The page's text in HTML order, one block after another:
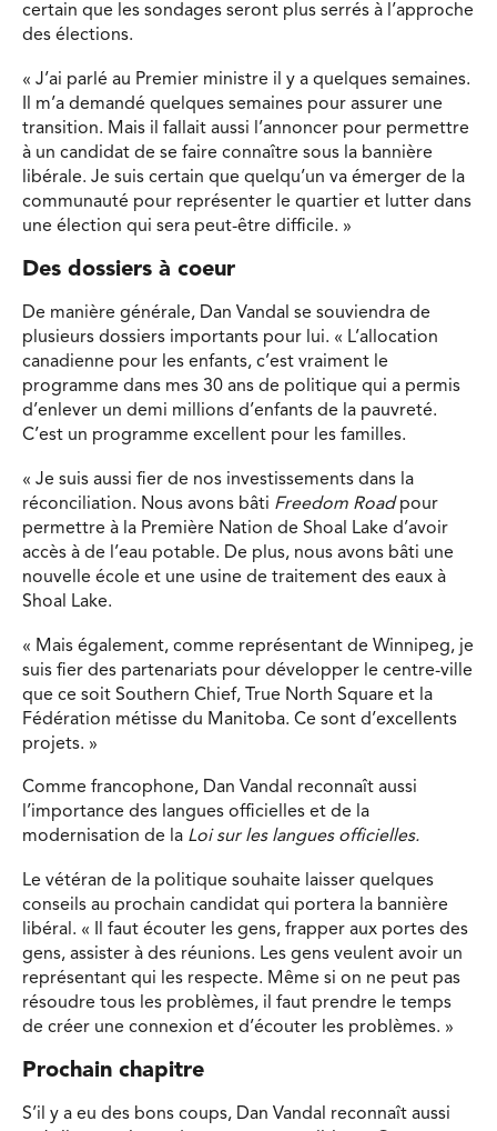
certain que les sondages seront plus serrés à l’approche
des élections.
« J’ai parlé au Premier ministre il y a quelques semaines.
Il m’a demandé quelques semaines pour assurer une
transition. Mais il fallait aussi l’annoncer pour permettre
à un candidat de se faire connaître sous la bannière
libérale. Je suis certain que quelqu’un va émerger de la
communauté pour représenter le quartier et lutter dans
une élection qui sera peut-être difficile. »
Des dossiers à coeur
De manière générale, Dan Vandal se souviendra de
plusieurs dossiers importants pour lui. « L’allocation
canadienne pour les enfants, c’est vraiment le
programme dans mes 30 ans de politique qui a permis
d’enlever un demi millions d’enfants de la pauvreté.
C’est un programme excellent pour les familles.
« Je suis aussi fier de nos investissements dans la
réconciliation. Nous avons bâti Freedom Road pour
permettre à la Première Nation de Shoal Lake d’avoir
accès à de l’eau potable. De plus, nous avons bâti une
nouvelle école et une usine de traitement des eaux à
Shoal Lake.
« Mais également, comme représentant de Winnipeg, je
suis fier des partenariats pour développer le centre-ville
que ce soit Southern Chief, True North Square et la
Fédération métisse du Manitoba. Ce sont d’excellents
projets. »
Comme francophone, Dan Vandal reconnaît aussi
l’importance des langues officielles et de la
modernisation de la Loi sur les langues officielles.
Le vétéran de la politique souhaite laisser quelques
conseils au prochain candidat qui portera la bannière
libéral. « Il faut écouter les gens, frapper aux portes des
gens, assister à des réunions. Les gens veulent avoir un
représentant qui les respecte. Même si on ne peut pas
résoudre tous les problèmes, il faut prendre le temps
de créer une connexion et d’écouter les problèmes. »
Prochain chapitre
S’il y a eu des bons coups, Dan Vandal reconnaît aussi